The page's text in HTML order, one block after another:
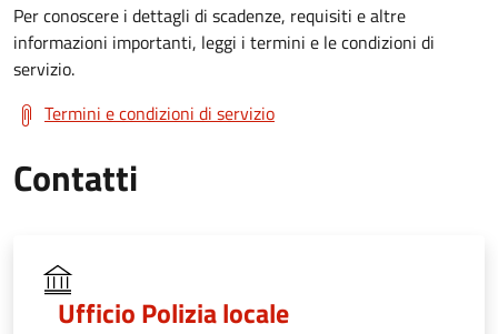
Per conoscere i dettagli di scadenze, requisiti e altre
informazioni importanti, leggi i termini e le condizioni di
servizio.
Termini e condizioni di servizio
Contatti
Ufficio Polizia locale